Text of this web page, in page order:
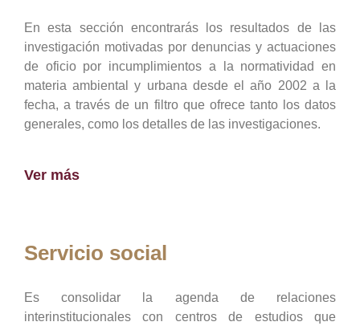
En esta sección encontrarás los resultados de las
investigación motivadas por denuncias y actuaciones
de oficio por incumplimientos a la normatividad en
materia ambiental y urbana desde el año 2002 a la
fecha, a través de un filtro que ofrece tanto los datos
generales, como los detalles de las investigaciones.
Ver más
Servicio social
Es consolidar la agenda de relaciones
interinstitucionales con centros de estudios que